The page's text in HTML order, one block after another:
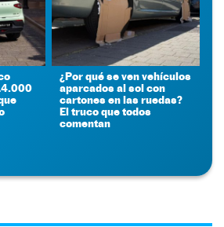
¿Por qué se ven vehículos
aparcados al sol con
cartones en las ruedas?
El truco que todos
comentan